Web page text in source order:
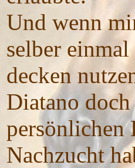
Und wenn
selber
decken
Diatano
persönlichen
Nachzucht